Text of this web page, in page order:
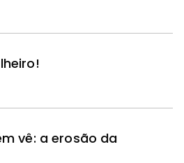
vê: a erosão da